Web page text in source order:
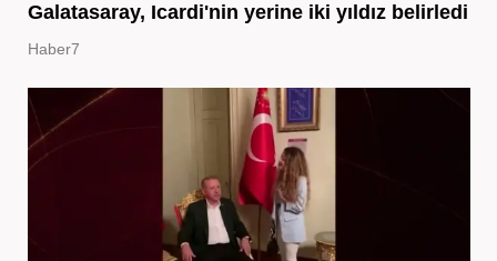
Galatasaray, Icardi'nin yerine iki yıldız belirledi
Haber7